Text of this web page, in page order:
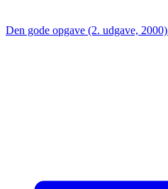
Den gode opgave (2. udgave, 2000)